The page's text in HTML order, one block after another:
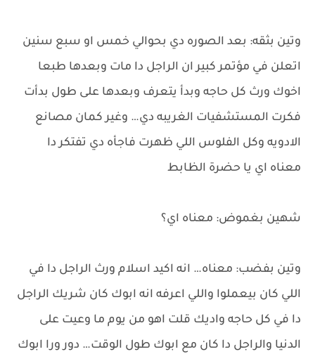
وتين بثقه: بعد الصوره دي بحوالي خمس او سبع سنين
اتعلن في مؤتمر كبير ان الراجل دا مات وبعدها طبعا
اخوك ورث كل حاجه وبدأ يتعرف وبعدها على طول بدأت
فكرت المستشفيات الغريبه دي… وغير كمان مصانع
الادويه وكل الفلوس اللي ظهرت فاجأه دي تفتكر دا
معناه اي يا حضرة الظابط
شهين بغموض: معناه اي؟
وتين بفضب: معناه… انه اكيد اسلام ورث الراجل دا في
اللي كان بيعملوا واللي اعرفه انه ابوك كان شريك الراجل
دا في كل حاجه واديك قلت اهو من يوم ما وعيت على
الدنيا والراجل دا كان مع ابوك طول الوقت… دور ورا ابوك